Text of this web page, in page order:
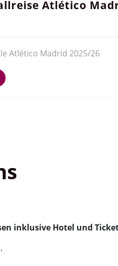
Atlético
Atlético Madrid 2025/26
inklusive Hotel und